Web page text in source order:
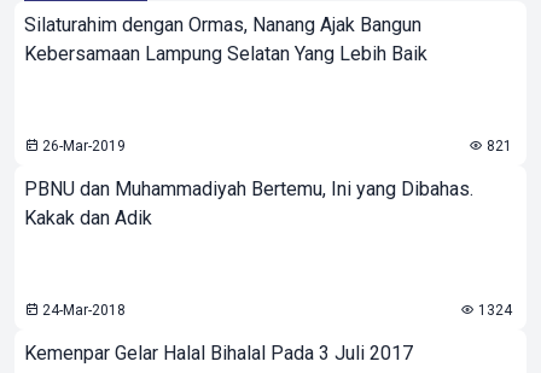
Silaturahim dengan Ormas, Nanang Ajak Bangun
Kebersamaan Lampung Selatan Yang Lebih Baik
26-Mar-2019 821
PBNU dan Muhammadiyah Bertemu, Ini yang Dibahas.
Kakak dan Adik
24-Mar-2018 1324
Kemenpar Gelar Halal Bihalal Pada 3 Juli 2017